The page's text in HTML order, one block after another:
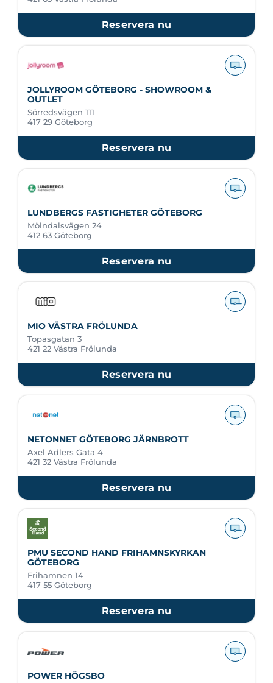
Reservera nu
JOLLYROOM GÖTEBORG - SHOWROOM &
OUTLET
Sörredsvägen 111
417 29 Göteborg
Reservera nu
LUNDBERGS FASTIGHETER GÖTEBORG
Mölndalsvägen 24
412 63 Göteborg
Reservera nu
MIO VÄSTRA FRÖLUNDA
Topasgatan 3
421 22 Västra Frölunda
Reservera nu
NETONNET GÖTEBORG JÄRNBROTT
Axel Adlers Gata 4
421 32 Västra Frölunda
Reservera nu
PMU SECOND HAND FRIHAMNSKYRKAN
GÖTEBORG
Frihamnen 14
417 55 Göteborg
Reservera nu
POWER HÖGSBO